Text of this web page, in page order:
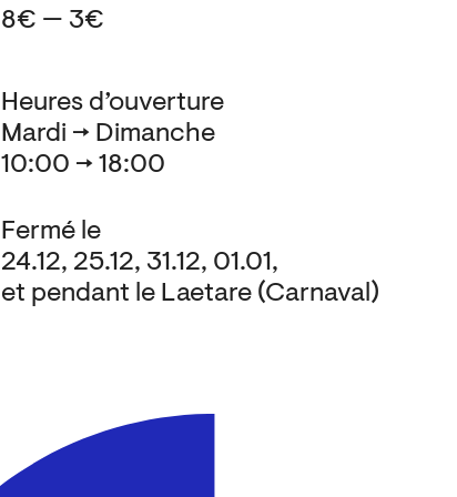
Heures d’ouverture
Mardi → Dimanche
10:00 → 18:00
Fermé le
24.12, 25.12, 31.12, 01.01,
et pendant le Laetare (Carnaval)
8€ — 3€